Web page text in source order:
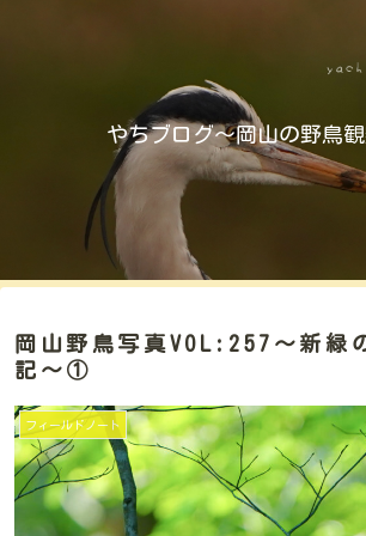
やちブログ～岡山の野鳥
岡山野鳥写真VOL:257～新緑
記～①
フィールドノート